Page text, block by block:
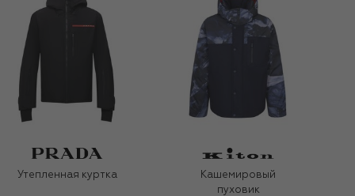
Утепленная куртка
Кашемировый
пуховик